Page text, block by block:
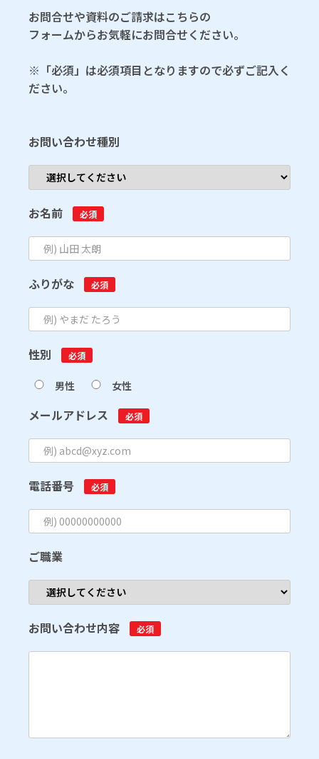
お問合せや資料のご請求はこちらの
フォームからお気軽にお問合せください。
※ 「必須」 は必須項目となりますので必ずご記入く
ださい。
お問い合わせ種別
お名前 必須
ふりがな 必須
性別 必須
男性 女性
メールアドレス 必須
電話番号 必須
ご職業
お問い合わせ内容 必須